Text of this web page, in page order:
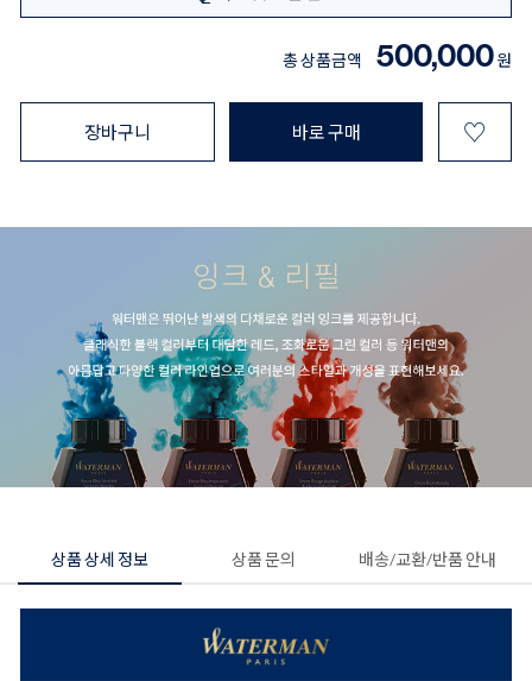
총 상품금액 500,000원
장바구니 바로 구매 ♡
상품 상세 정보 상품 문의 배송/교환/반품 안내